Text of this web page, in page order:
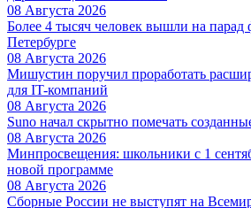
08 Августа 2026
Более 4 тысяч человек вышли на парад
Петербурге
08 Августа 2026
Мишустин поручил проработать
для IT-компаний
08 Августа 2026
Suno начал скрытно помечать
08 Августа 2026
Минпросвещения: школьники с 1
новой программе
08 Августа 2026
Сборные России не выступят на